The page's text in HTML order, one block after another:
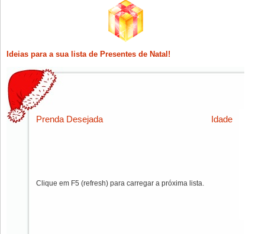
Ideias para a sua lista de Presentes de Natal!
Idade
Prenda Desejada
Clique em F5 (refresh) para carregar a próxima lista.